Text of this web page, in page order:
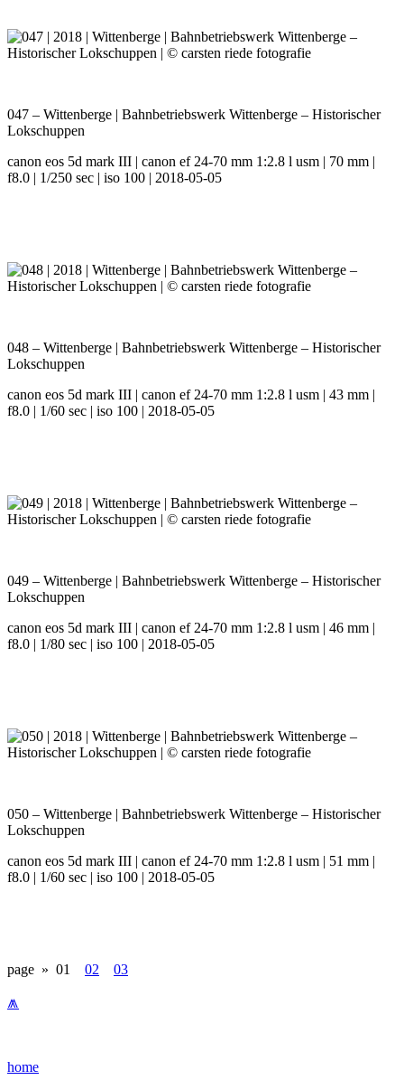
047 – Wittenberge | Bahnbetriebswerk Wittenberge – Historischer
Lokschuppen
canon eos 5d mark III | canon ef 24-70 mm 1:2.8 l usm | 70 mm |
f8.0 | 1/250 sec | iso 100 | 2018-05-05
048 – Wittenberge | Bahnbetriebswerk Wittenberge – Historischer
Lokschuppen
canon eos 5d mark III | canon ef 24-70 mm 1:2.8 l usm | 43 mm |
f8.0 | 1/60 sec | iso 100 | 2018-05-05
049 – Wittenberge | Bahnbetriebswerk Wittenberge – Historischer
Lokschuppen
canon eos 5d mark III | canon ef 24-70 mm 1:2.8 l usm | 46 mm |
f8.0 | 1/80 sec | iso 100 | 2018-05-05
050 – Wittenberge | Bahnbetriebswerk Wittenberge – Historischer
Lokschuppen
canon eos 5d mark III | canon ef 24-70 mm 1:2.8 l usm | 51 mm |
f8.0 | 1/60 sec | iso 100 | 2018-05-05
page » 01 02 03
⩕
home